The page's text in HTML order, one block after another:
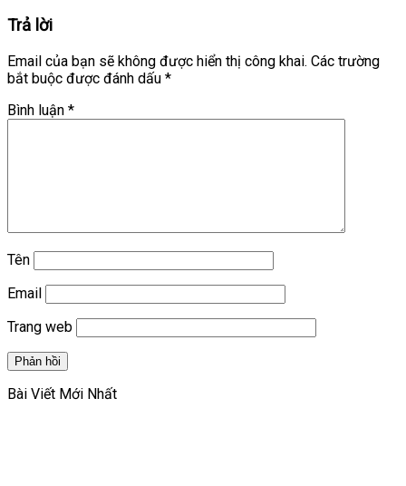
Trả lời
Email của bạn sẽ không được hiển thị công khai. Các trường
bắt buộc được đánh dấu *
Bình luận *
Tên
Email
Trang web
Bài Viết Mới Nhất